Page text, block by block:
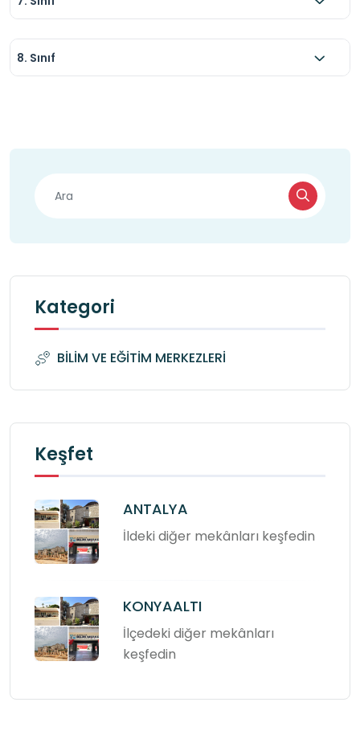
8. Sınıf
Kategori
BİLİM VE EĞİTİM MERKEZLERİ
Keşfet
ANTALYA
İldeki diğer mekânları keşfedin
KONYAALTI
İlçedeki diğer mekânları
keşfedin